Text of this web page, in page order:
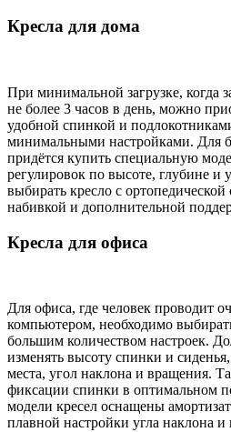
Кресла для дома
При минимальной загрузке, когда
не более 3 часов в день, можно
удобной спинкой и
минимальными настройками. Для
придётся купить специальную
регулировок по высоте, глубине и
выбирать кресло с
набивкой и дополнительной
Кресла для офиса
Для офиса, где человек проводит
компьютером, необходимо
большим количеством настроек.
изменять высоту спинки и
места, угол наклона и вращения.
фиксации спинки в оптимальном
модели кресел оснащены
плавной настройки угла наклона и